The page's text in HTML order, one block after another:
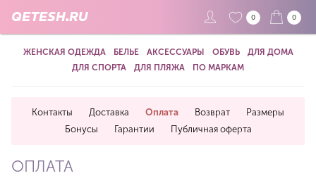
QETESH.RU 0 0
ЖЕНСКАЯ ОДЕЖДА БЕЛЬЕ АКСЕССУАРЫ ОБУВЬ
ДЛЯ ДОМА
ДЛЯ СПОРТА
ДЛЯ ПЛЯЖА ПО МАРКАМ
Контакты Доставка Оплата Возврат
Размеры
Бонусы
Гарантии Публичная оферта
ОПЛАТА